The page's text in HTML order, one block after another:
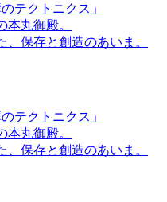
テクトニクス」
丸御殿。
保存と創造のあいま。
テクトニクス」
丸御殿。
保存と創造のあいま。